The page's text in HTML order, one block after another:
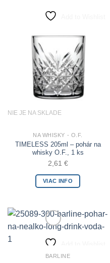
NIE JE NA SKLADE
NA WHISKY - O.F.
TIMELESS 205ml – pohár na
whisky O.F., 1 ks
2,61 €
VIAC INFO
BARLINE